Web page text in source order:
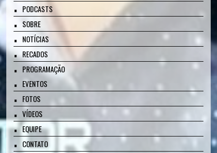
PODCASTS
SOBRE
NOTÍCIAS
RECADOS
PROGRAMAÇÃO
EVENTOS
FOTOS
VÍDEOS
EQUIPE
CONTATO